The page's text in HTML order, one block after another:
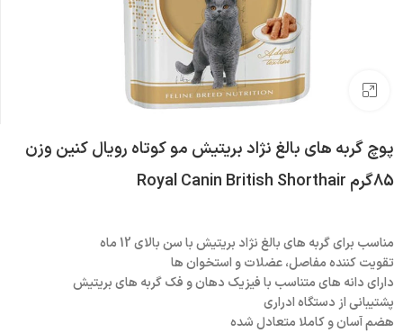
بزرگنمایی تصویر
پوچ گربه های بالغ نژاد بریتیش مو کوتاه رویال کنین وزن
85گرم Royal Canin British Shorthair
مناسب برای گربه های بالغ نژاد بریتیش با سن بالای 12 ماه
تقویت کننده مفاصل، عضلات و استخوان ها
دارای دانه های متناسب با فیزیک دهان و فک گربه های بریتیش
پشتیبانی از دستگاه ادراری
هضم آسان و کاملا متعادل شده